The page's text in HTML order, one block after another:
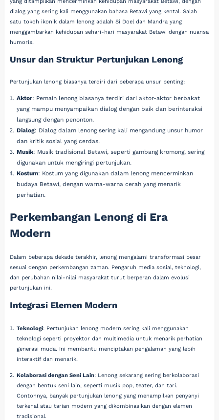
dialog yang sering kali menggunakan bahasa Betawi yang kental. Salah
satu tokoh ikonik dalam lenong adalah Si Doel dan Mandra yang
menggambarkan kehidupan sehari-hari masyarakat Betawi dengan nuansa
humoris.
Unsur dan Struktur Pertunjukan Lenong
Pertunjukan lenong biasanya terdiri dari beberapa unsur penting:
Aktor: Pemain lenong biasanya terdiri dari aktor-aktor berbakat
yang mampu menyampaikan dialog dengan baik dan berinteraksi
langsung dengan penonton.
Dialog: Dialog dalam lenong sering kali mengandung unsur humor
dan kritik sosial yang cerdas.
Musik: Musik tradisional Betawi, seperti gambang kromong, sering
digunakan untuk mengiringi pertunjukan.
Kostum: Kostum yang digunakan dalam lenong mencerminkan
budaya Betawi, dengan warna-warna cerah yang menarik
perhatian.
Perkembangan Lenong di Era
Modern
Dalam beberapa dekade terakhir, lenong mengalami transformasi besar
sesuai dengan perkembangan zaman. Pengaruh media sosial, teknologi,
dan perubahan nilai-nilai masyarakat turut berperan dalam evolusi
pertunjukan ini.
Integrasi Elemen Modern
Teknologi: Pertunjukan lenong modern sering kali menggunakan
teknologi seperti proyektor dan multimedia untuk menarik perhatian
generasi muda. Ini membantu menciptakan pengalaman yang lebih
interaktif dan menarik.
Kolaborasi dengan Seni Lain: Lenong sekarang sering berkolaborasi
dengan bentuk seni lain, seperti musik pop, teater, dan tari.
Contohnya, banyak pertunjukan lenong yang menampilkan penyanyi
terkenal atau tarian modern yang dikombinasikan dengan elemen
tradisional.